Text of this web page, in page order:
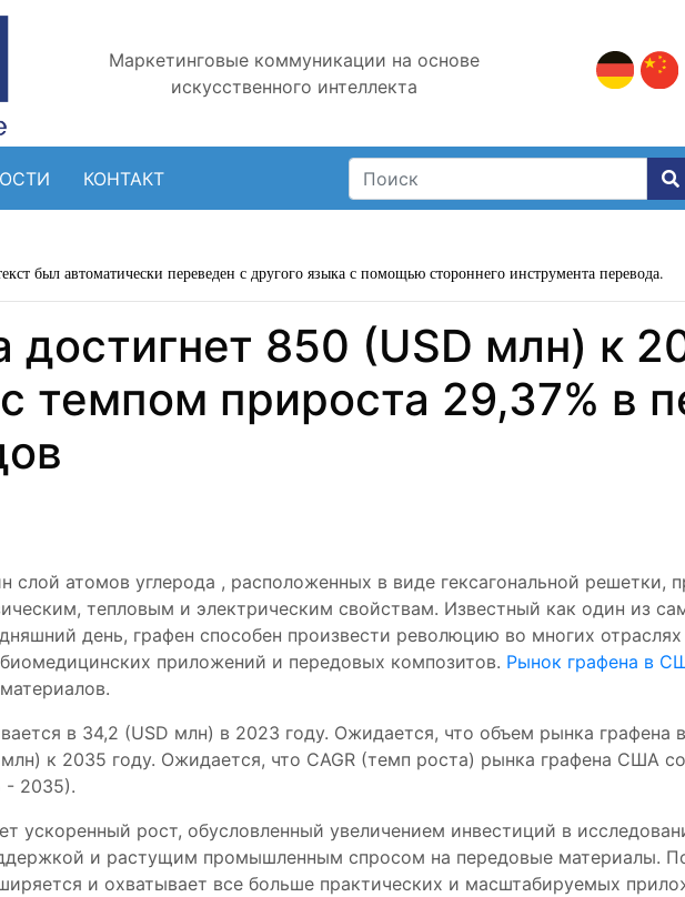
Маркетинговые коммуникации на основе
искусственного интеллекта
КОНТАКТ
был автоматически переведен с другого языка с помощью стороннего инструмента перевода.
достигнет 850 (USD млн) к
темпом прироста 29,37% в
слой атомов углерода , расположенных в виде гексагональной решетки,
тепловым и электрическим свойствам. Известный как один из
день, графен способен произвести революцию во многих
биомедицинских приложений и передовых композитов. Рынок графена в
в 34,2 (USD млн) в 2023 году. Ожидается, что объем рынка
к 2035 году. Ожидается, что CAGR (темп роста) рынка графена США
- 2035).
ускоренный рост, обусловленный увеличением инвестиций в
и растущим промышленным спросом на передовые материалы.
и охватывает все больше практических и масштабируемых